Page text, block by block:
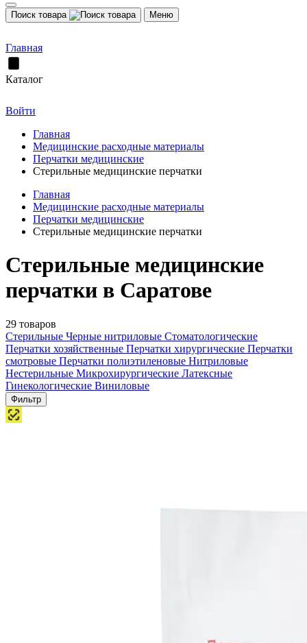
Поиск товара Меню
Главная
Каталог
Войти
Главная
Медицинские расходные материалы
Перчатки медицинские
Стерильные медицинские перчатки
Главная
Медицинские расходные материалы
Перчатки медицинские
Стерильные медицинские перчатки
Стерильные медицинские
перчатки в Саратове
29 товаров
Стерильные Черные нитриловые Стоматологические
Перчатки хозяйственные Перчатки хирургические Перчатки
смотровые Перчатки полиэтиленовые Нитриловые
Нестерильные Микрохирургические Латексные
Гинекологические Виниловые
Фильтр